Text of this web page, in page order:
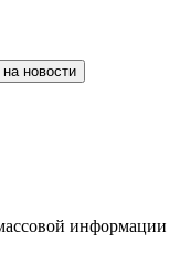
новости
информации